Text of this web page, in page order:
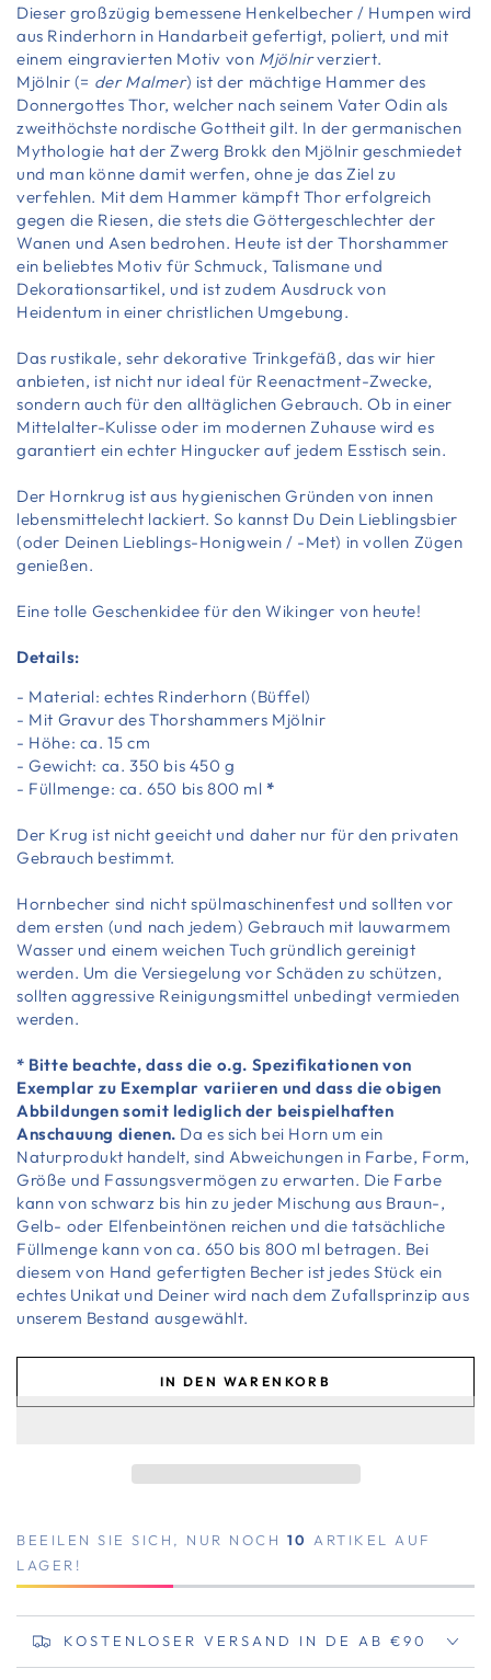
Dieser großzügig bemessene Henkelbecher / Humpen wird
aus Rinderhorn in Handarbeit gefertigt, poliert, und mit
einem eingravierten Motiv von Mjölnirverziert.
Mjölnir (= der Malmer) ist der mächtige Hammer des
Donnergottes Thor, welcher nach seinem Vater Odin als
zweithöchste nordische Gottheit gilt. In der germanischen
Mythologie hat der Zwerg Brokk den Mjölnir geschmiedet
und man könne damit werfen, ohne je das Ziel zu
verfehlen. Mit dem Hammer kämpft Thor erfolgreich
gegen die Riesen, die stets die Göttergeschlechter der
Wanen und Asen bedrohen. Heute ist der Thorshammer
ein beliebtes Motiv für Schmuck, Talismane und
Dekorationsartikel, und ist zudem Ausdruck von
Heidentum in einer christlichen Umgebung.
Das rustikale, sehr dekorative Trinkgefäß, das wir hier
anbieten, ist nicht nur ideal für Reenactment-Zwecke,
sondern auch für den alltäglichen Gebrauch. Ob in einer
Mittelalter-Kulisse oder im modernen Zuhause wird es
garantiert ein echter Hingucker auf jedem Esstisch sein.
Der Hornkrug ist aus hygienischen Gründen von innen
lebensmittelecht lackiert. So kannst Du Dein Lieblingsbier
(oder Deinen Lieblings-Honigwein / -Met) in vollen Zügen
genießen.
Eine tolle Geschenkidee für den Wikinger von heute!
Details:
- Material: echtes Rinderhorn (Büffel)
- Mit Gravur des Thorshammers Mjölnir
- Höhe: ca. 15 cm
- Gewicht: ca. 350 bis 450 g
- Füllmenge: ca. 650 bis 800 ml*
Der Krug ist nicht geeicht und daher nur für den privaten
Gebrauch bestimmt.
Hornbecher sind nicht spülmaschinenfest und sollten vor
dem ersten (und nach jedem) Gebrauch mit lauwarmem
Wasser und einem weichen Tuch gründlich gereinigt
werden. Um die Versiegelung vor Schäden zu schützen,
sollten aggressive Reinigungsmittel unbedingt vermieden
werden.
* Bitte beachte, dass die o.g. Spezifikationen von
Exemplar zu Exemplar variieren und dass die obigen
Abbildungen somit lediglich der beispielhaften
Anschauung dienen. Da es sich bei Horn um ein
Naturprodukt handelt, sind Abweichungen in Farbe, Form,
Größe und Fassungsvermögen zu erwarten. Die Farbe
kann von schwarz bis hin zu jeder Mischung aus Braun-,
Gelb- oder Elfenbeintönen reichen und die tatsächliche
Füllmenge kann von ca. 650 bis 800 ml betragen. Bei
diesem von Hand gefertigten Becher ist jedes Stück ein
echtes Unikat und Deiner wird nach dem Zufallsprinzip aus
unserem Bestand ausgewählt.
IN DEN WARENKORB
BEEILEN SIE SICH, NUR NOCH 10
ARTIKEL AUF
LAGER!
KOSTENLOSER VERSAND IN DE AB €90